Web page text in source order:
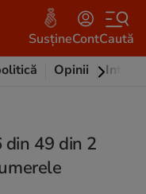
SusțineContCaută
Opinii
din 49 din 2